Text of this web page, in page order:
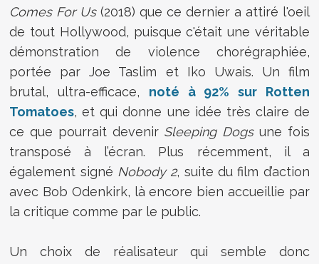
Comes For Us(2018) que ce dernier a attiré l'oeil
de tout Hollywood, puisque c'était une véritable
démonstration de violence chorégraphiée,
portée par Joe Taslim et Iko Uwais. Un film
brutal, ultra-efficace, noté à 92% sur Rotten
Tomatoes, et qui donne une idée très claire de
ce que pourrait devenir Sleeping Dogsune fois
transposé à l’écran. Plus récemment, il a
également signé Nobody 2, suite du film d’action
avec Bob Odenkirk, là encore bien accueillie par
la critique comme par le public.
Un choix de réalisateur qui semble donc